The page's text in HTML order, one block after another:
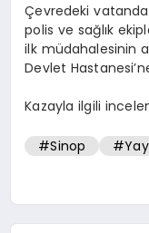
Çevredeki
polis ve sağlık
ilk müdahalesinin
Devlet
Kazayla ilgili
#Sinop